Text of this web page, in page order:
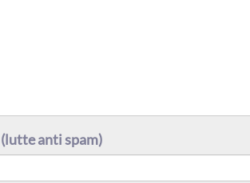
(lutte anti spam)